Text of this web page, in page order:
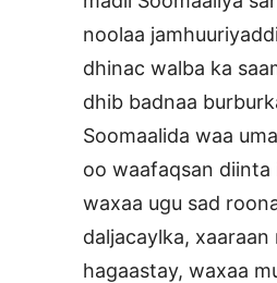
noolaa
dhinac walba ka
dhib badnaa
Soomaalida waa
oo waafaqsan diinta
waxaa ugu sad
daljacaylka,
hagaastay, waxaa